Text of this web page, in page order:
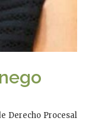
Derecho Procesal